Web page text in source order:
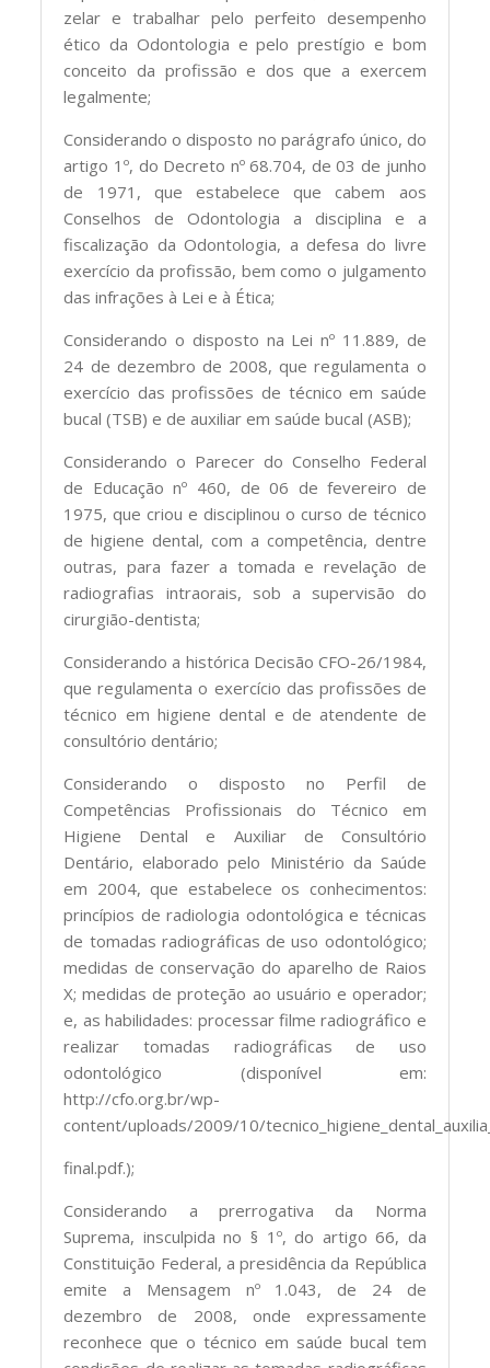
zelar e trabalhar pelo perfeito desempenho
ético da Odontologia e pelo prestígio e bom
conceito da profissão e dos que a exercem
legalmente;
Considerando o disposto no parágrafo único, do
artigo 1º, do Decreto nº 68.704, de 03 de junho
de 1971, que estabelece que cabem aos
Conselhos de Odontologia a disciplina e a
fiscalização da Odontologia, a defesa do livre
exercício da profissão, bem como o julgamento
das infrações à Lei e à Ética;
Considerando o disposto na Lei nº 11.889, de
24 de dezembro de 2008, que regulamenta o
exercício das profissões de técnico em saúde
bucal (TSB) e de auxiliar em saúde bucal (ASB);
Considerando o Parecer do Conselho Federal
de Educação nº 460, de 06 de fevereiro de
1975, que criou e disciplinou o curso de técnico
de higiene dental, com a competência, dentre
outras, para fazer a tomada e revelação de
radiografias intraorais, sob a supervisão do
cirurgião-dentista;
Considerando a histórica Decisão CFO-26/1984,
que regulamenta o exercício das profissões de
técnico em higiene dental e de atendente de
consultório dentário;
Considerando o disposto no Perfil de
Competências Profissionais do Técnico em
Higiene Dental e Auxiliar de Consultório
Dentário, elaborado pelo Ministério da Saúde
em 2004, que estabelece os conhecimentos:
princípios de radiologia odontológica e técnicas
de tomadas radiográficas de uso odontológico;
medidas de conservação do aparelho de Raios
X; medidas de proteção ao usuário e operador;
e, as habilidades: processar filme radiográfico e
realizar tomadas radiográficas de uso
odontológico (disponível em:
http://cfo.org.br/wp-
content/uploads/2009/10/
final.pdf.);
Considerando a prerrogativa da Norma
Suprema, insculpida no § 1º, do artigo 66, da
Constituição Federal, a presidência da República
emite a Mensagem nº 1.043, de 24 de
dezembro de 2008, onde expressamente
reconhece que o técnico em saúde bucal tem